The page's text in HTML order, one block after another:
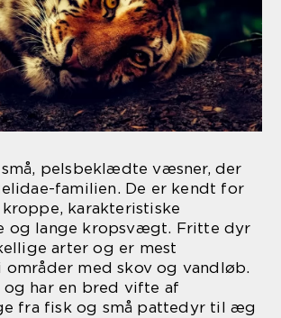
pelsbeklædte væsner, der
familien. De er kendt for
karakteristiske
og lange kropsvægt. Fritte dyr
arter og er mest
med skov og vandløb.
og har en bred vifte af
fra fisk og små pattedyr til æg